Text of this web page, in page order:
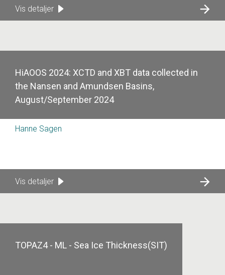
Vis detaljer
HiAOOS 2024: XCTD and XBT data collected in
the Nansen and Amundsen Basins,
August/September 2024
Hanne Sagen
Vis detaljer
TOPAZ4 - ML - Sea Ice Thickness(SIT)